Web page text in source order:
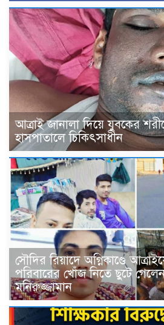
আত্রাই জানালা দিয়ে যুবকের
হাসপাতালে চিকিৎসাধীন
সৌদির রিয়াদে অগ্নিকাণ্ডে
পরিবারের খোঁজ নিতে ছুটে
মনিরুজ্জামান